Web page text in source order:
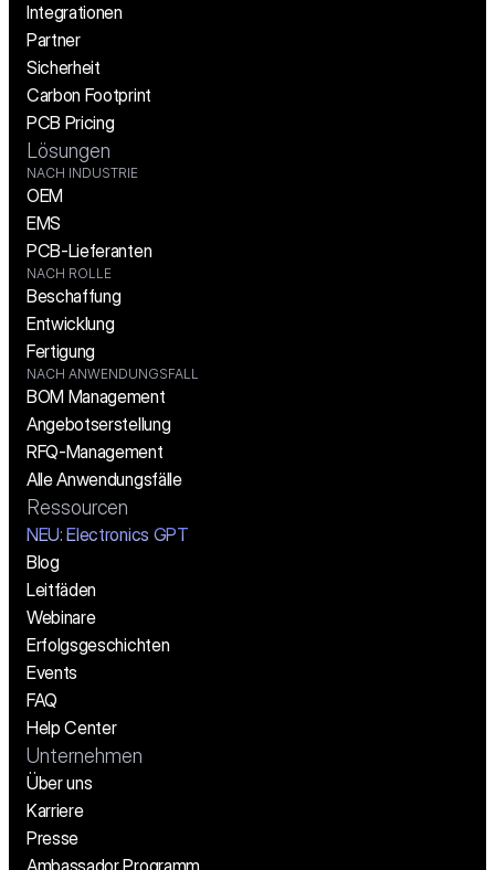
Integrationen
Partner
Sicherheit
Carbon Footprint
PCB Pricing
Lösungen
NACH INDUSTRIE
OEM
EMS
PCB-Lieferanten
NACH ROLLE
Beschaffung
Entwicklung
Fertigung
NACH ANWENDUNGSFALL
BOM Management
Angebotserstellung
RFQ-Management
Alle Anwendungsfälle
Ressourcen
NEU: Electronics GPT
Blog
Leitfäden
Webinare
Erfolgsgeschichten
Events
FAQ
Help Center
Unternehmen
Über uns
Karriere
Presse